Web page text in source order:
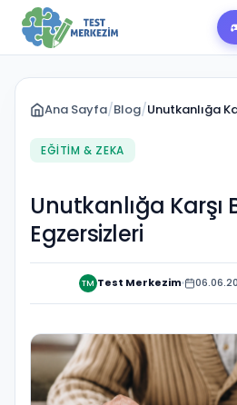
Ana Sayfa/Blog/Unutkanlığa
EĞITIM & ZEKA
Unutkanlığa Karşı
Egzersizleri
TM Test Merkezim